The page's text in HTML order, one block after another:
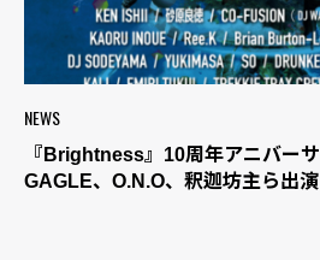
NEWS
『Brightness』10周年アニバー
GAGLE、O.N.O、釈迦坊主ら出演